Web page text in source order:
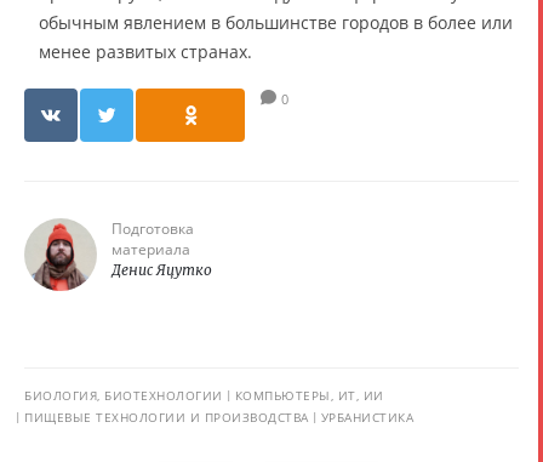
обычным явлением в большинстве городов в более или
менее развитых странах.
0
Подготовка
материала
Денис Яцутко
БИОЛОГИЯ, БИОТЕХНОЛОГИИ
КОМПЬЮТЕРЫ, ИТ, ИИ
ПИЩЕВЫЕ ТЕХНОЛОГИИ И ПРОИЗВОДСТВА
УРБАНИСТИКА